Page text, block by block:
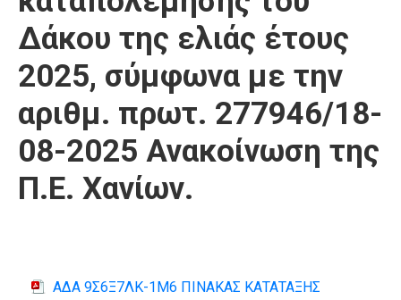
Δάκου της ελιάς έτους
2025, σύμφωνα με την
αριθμ. πρωτ. 277946/18-
08-2025 Ανακοίνωση της
Π.Ε. Χανίων.
ΑΔΑ 9Σ6Ξ7ΛΚ-1Μ6 ΠΙΝΑΚΑΣ ΚΑΤΑΤΑΞΗΣ